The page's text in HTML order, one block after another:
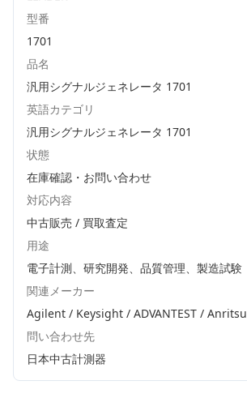
型番
1701
品名
汎用シグナルジェネレータ 1701
英語カテゴリ
汎用シグナルジェネレータ 1701
状態
在庫確認・お問い合わせ
対応内容
中古販売 / 買取査定
用途
電子計測、研究開発、品質管理、製造試験
関連メーカー
Agilent / Keysight / ADVANTEST / Anritsu
問い合わせ先
日本中古計測器